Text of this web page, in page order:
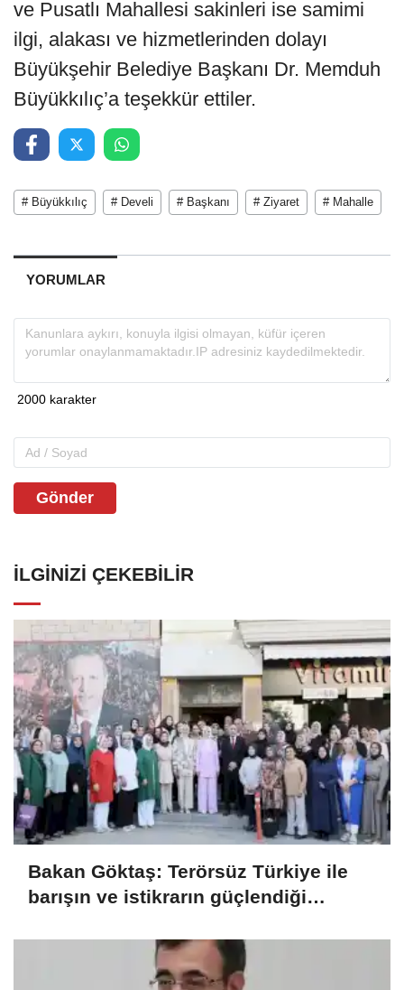
ve Pusatlı Mahallesi sakinleri ise samimi
ilgi, alakası ve hizmetlerinden dolayı
Büyükşehir Belediye Başkanı Dr. Memduh
Büyükkılıç’a teşekkür ettiler.
# Büyükkılıç # Develi # Başkanı # Ziyaret # Mahalle
YORUMLAR
Gönder
İLGINIZI ÇEKEBILIR
Bakan Göktaş: Terörsüz Türkiye ile
barışın ve istikrarın güçlendiği